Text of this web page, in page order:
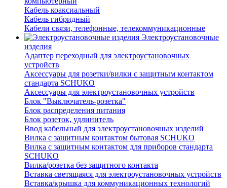
Кабель коаксиальный
Кабель гибридный
Кабели связи, телефонные, телекоммуникационные
Электроустановочные
изделия
Адаптер переходный для электроустановочных
устройств
Аксессуары для розетки/вилки с защитным контактом
стандарта SCHUKO
Аксессуары для электроустановочных устройств
Блок "Выключатель-розетка"
Блок распределения питания
Блок розеток, удлинитель
Ввод кабельный для электроустановочных изделий
Вилка с защитным контактом бытовая SCHUKO
Вилка с защитным контактом для приборов стандарта
SCHUKO
Вилка/розетка без защитного контакта
Вставка светящаяся для электроустановочных устройств
Вставка/крышка для коммуникационных технологий